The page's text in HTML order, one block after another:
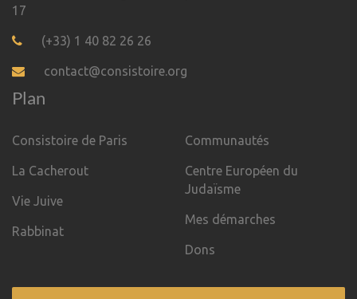
17
(+33) 1 40 82 26 26
contact@consistoire.org
Plan
Consistoire de Paris
La Cacherout
Vie Juive
Rabbinat
Communautés
Centre Européen du
Judaïsme
Mes démarches
Dons